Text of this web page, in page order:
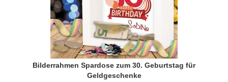
Bilderrahmen Spardose zum 30. Geburtstag für
Geldgeschenke